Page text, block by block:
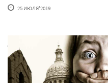
25 ИЮЛЯ'2019